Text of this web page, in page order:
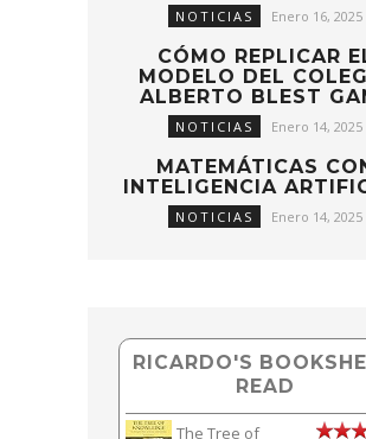
NOTICIAS Enero 16, 2025
CÓMO REPLICAR
MODELO DEL
ALBERTO BLEST
NOTICIAS Enero 14, 2025
MATEMÁTICAS
INTELIGENCIA
NOTICIAS Enero 14, 2025
RICARDO'S
READ
The Tree of